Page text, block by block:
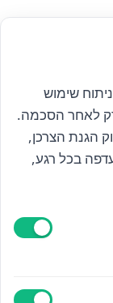
שימוש
רק לאחר הסכמה.
הפרטיות (תיקון 13) וחוק הגנת הצרכן,
בכל רגע,